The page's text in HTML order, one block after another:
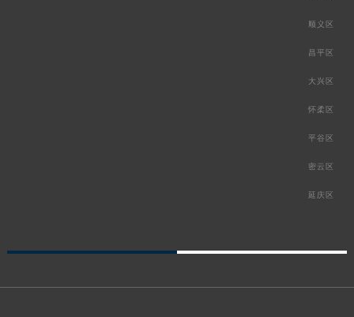
顺义区
昌平区
大兴区
怀柔区
平谷区
密云区
延庆区